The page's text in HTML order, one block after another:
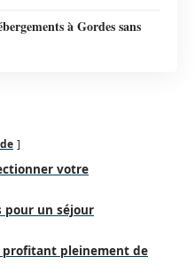
à Gordes sans
votre
pour un séjour
pleinement de